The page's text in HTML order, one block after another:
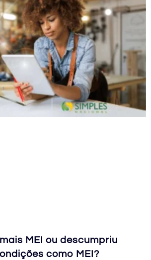
MEI ou descumpriu
como MEI?